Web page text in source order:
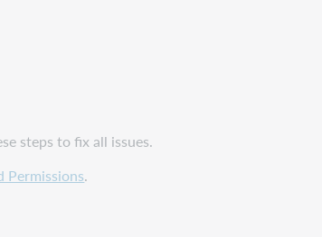
steps to fix all issues.
Permissions.